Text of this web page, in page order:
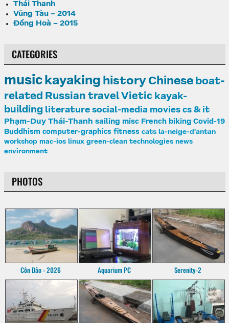
Thái Thanh
Vũng Tàu – 2014
Đồng Hoà – 2015
CATEGORIES
music kayaking historyChinese boat-
related Russian travel Vietic kayak-
building literature social-media movies cs & it
Phạm-Duy Thái-Thanh sailing misc French biking Covid-19
Buddhism computer-graphics fitness cats la-neige-d'antan
workshop mac-ios linux green-clean technologies news
environment
PHOTOS
Côn Đảo - 2026 Aquarium PC Serenity-2